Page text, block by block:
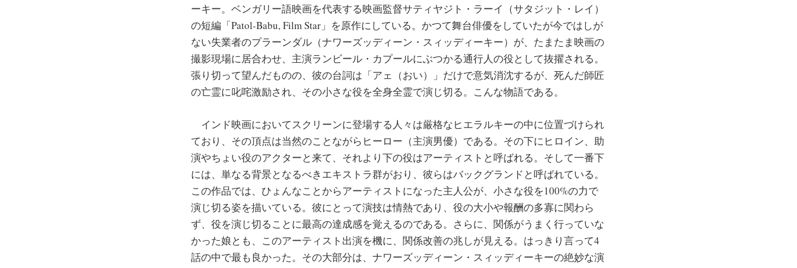
ーキー。ベンガリー語映画を代表する映画監督サティヤジト・ラーイ（サタジット・レイ）
の短編「Patol-Babu, Film Star」を原作にしている。かつて舞台俳優をしていたが今ではしが
ない失業者のプラーンダル（ナワーズッディーン・スィッディーキー）が、たまたま映画の
撮影現場に居合わせ、主演ランビール・カプールにぶつかる通行人の役として抜擢される。
張り切って望んだものの、彼の台詞は「アェ（おい）」だけで意気消沈するが、死んだ師匠
の亡霊に叱咤激励され、その小さな役を全身全霊で演じ切る。こんな物語である。
インド映画においてスクリーンに登場する人々は厳格なヒエラルキーの中に位置づけられ
ており、その頂点は当然のことながらヒーロー（主演男優）である。その下にヒロイン、助
演やちょい役のアクターと来て、それより下の役はアーティストと呼ばれる。そして一番下
には、単なる背景となるべきエキストラ群がおり、彼らはバックグランドと呼ばれている。
この作品では、ひょんなことからアーティストになった主人公が、小さな役を100%の力で
演じ切る姿を描いている。彼にとって演技は情熱であり、役の大小や報酬の多寡に関わら
ず、役を演じ切ることに最高の達成感を覚えるのである。さらに、関係がうまく行っていな
かった娘とも、このアーティスト出演を機に、関係改善の兆しが見える。はっきり言って4
話の中で最も良かった。その大部分は、ナワーズッディーン・スィッディーキーの絶妙な演